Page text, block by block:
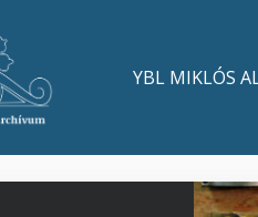
MainYBL MIKLÓS